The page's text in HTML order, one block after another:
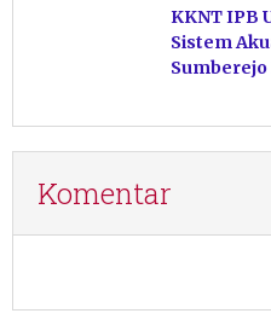
KKNT IPB
Sistem
Komentar